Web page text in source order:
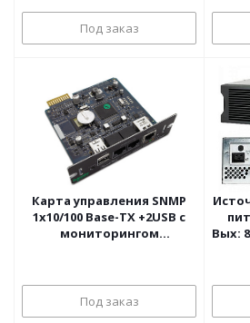
Smart-UPS
Под заказ
Карта управления SNMP
1х10/100 Base-TX +2USB с
мониторингом
Management Card 2
Под заказ
Вых: